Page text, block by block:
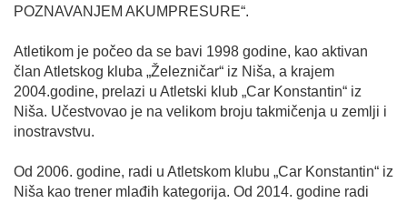
POZNAVANJEM AKUMPRESURE“.
Atletikom je počeo da se bavi 1998 godine, kao aktivan
član Atletskog kluba „Železničar“ iz Niša, a krajem
2004.godine, prelazi u Atletski klub „Car Konstantin“ iz
Niša. Učestvovao je na velikom broju takmičenja u zemlji i
inostravstvu.
Od 2006. godine, radi u Atletskom klubu „Car Konstantin“ iz
Niša kao trener mlađih kategorija. Od 2014. godine radi